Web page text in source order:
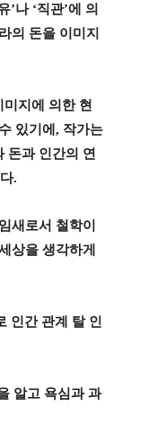
’나 ‘직관’에 의
의 돈을 이미지
미지에 의한 현
있기에 , 작가는
돈과 인간의 연
.
새로서 철학이
상을 생각하게
인간 관계 탈 인
알고 욕심과 과